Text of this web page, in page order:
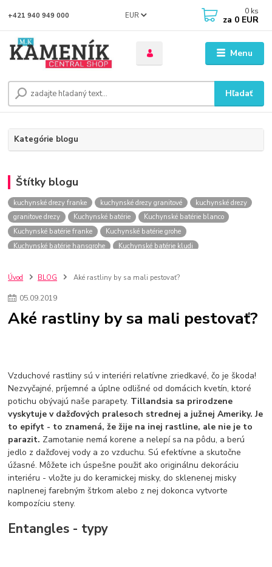
Menu
EUR
Hľadať
+421 940 949 000 0 ks
za 0 EUR
Kategórie blogu
Štítky blogu
kuchynské drezy franke kuchynské drezy granitové
kuchynské drezy
granitove drezy
Kuchynské batérie
Kuchynské batérie blanco
Kuchynské batérie franke
Kuchynské batérie grohe
Kuchynské batérie hansgrohe
Kuchynské batérie kludi
kuchynské batérie sagittarius
kuchynské batérie
kuchynské drezy sety
kúpelňové batérie
vodovodné batérie do kúpelne kuchynske
drez
Umývadlá
Rohové umývadlá
Zlaté umývadlá
Zápustné umývadlá
sprchový záves
vodovodná batéria
čierna kúpelňová batéria
vaňa retro
voľne stojaca vaňa
retro kúpeľne
Nákup tovaru pre firmy bez DPH
Bez DPH
Ako znížiť náklady
Ako znížiť náklady na firmu
szco nakup bez dph
szco nakup bez dph nakupovanie na firmu bez dph
nákup bez dph v eu ň
Úvod BLOG Aké rastliny by sa mali pestovať?
05.09.2019
Aké rastliny by sa mali pestovať?
Vzduchové rastliny sú v interiéri relatívne zriedkavé, čo je škoda!
Nezvyčajné, príjemné a úplne odlišné od domácich kvetín, ktoré
potichu obývajú naše parapety. Tillandsia sa prirodzene
vyskytuje v dažďových pralesoch strednej a južnej Ameriky. Je
to epifyt - to znamená, že žije na inej rastline, ale nie je to
parazit. Zamotanie nemá korene a nelepí sa na pôdu, a berú
jedlo z dažďovej vody a zo vzduchu. Sú efektívne a skutočne
úžasné. Môžete ich úspešne použiť ako originálnu dekoráciu
interiéru - vložte ju do keramickej misky, do sklenenej misky
naplnenej farebným štrkom alebo z nej dokonca vytvorte
kompozíciu steny.
Entangles - typy